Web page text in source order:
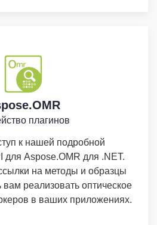
плагинов
к нашей подробной
для Aspose.OMR для .NET.
на методы и образцы
реализовать оптическое
в ваших приложениях.